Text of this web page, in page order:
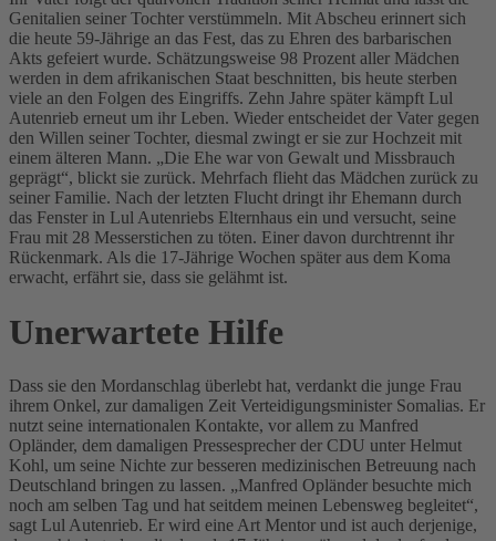
Genitalien seiner Tochter verstümmeln. Mit Abscheu erinnert sich
die heute 59-Jährige an das Fest, das zu Ehren des barbarischen
Akts gefeiert wurde. Schätzungsweise 98 Prozent aller Mädchen
werden in dem afrikanischen Staat beschnitten, bis heute sterben
viele an den Folgen des Eingriffs. Zehn Jahre später kämpft Lul
Autenrieb erneut um ihr Leben. Wieder entscheidet der Vater gegen
den Willen seiner Tochter, diesmal zwingt er sie zur Hochzeit mit
einem älteren Mann. „Die Ehe war von Gewalt und Missbrauch
geprägt“, blickt sie zurück. Mehrfach flieht das Mädchen zurück zu
seiner Familie. Nach der letzten Flucht dringt ihr Ehemann durch
das Fenster in Lul Autenriebs Elternhaus ein und versucht, seine
Frau mit 28 Messerstichen zu töten. Einer davon durchtrennt ihr
Rückenmark. Als die 17-Jährige Wochen später aus dem Koma
erwacht, erfährt sie, dass sie gelähmt ist.
Unerwartete Hilfe
Dass sie den Mordanschlag überlebt hat, verdankt die junge Frau
ihrem Onkel, zur damaligen Zeit Verteidigungsminister Somalias. Er
nutzt seine internationalen Kontakte, vor allem zu Manfred
Opländer, dem damaligen Pressesprecher der CDU unter Helmut
Kohl, um seine Nichte zur besseren medizinischen Betreuung nach
Deutschland bringen zu lassen. „Manfred Opländer besuchte mich
noch am selben Tag und hat seitdem meinen Lebensweg begleitet“,
sagt Lul Autenrieb. Er wird eine Art Mentor und ist auch derjenige,